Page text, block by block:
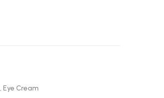
, Eye Cream